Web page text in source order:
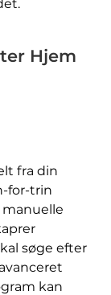
Hjem
fra din
for-trin
manuelle
søge efter
kan